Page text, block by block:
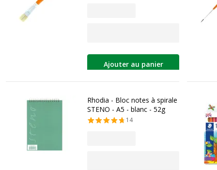
Ajouter au panier
Rhodia - Bloc notes à spirale
STENO - A5 - blanc - 52g
14